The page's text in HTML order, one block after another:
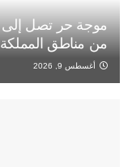
من مناطق المملكة
أغسطس 9, 2026